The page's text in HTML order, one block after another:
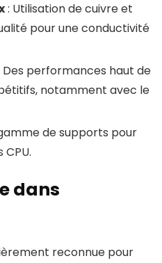
: Utilisation de cuivre et
pour une conductivité
Des performances haut de
notamment avec le
de supports pour
dans
reconnue pour